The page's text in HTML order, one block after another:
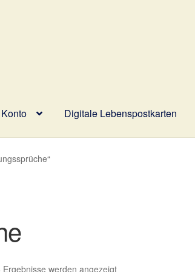
Digitale Lebenspostkarten
Digitale Lebenspostkarten
Ergebnisse werden angezeigtNach